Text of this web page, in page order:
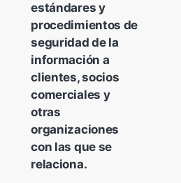
estándares y
procedimientos de
seguridad de la
información a
clientes, socios
comerciales y
otras
organizaciones
con las que se
relaciona.